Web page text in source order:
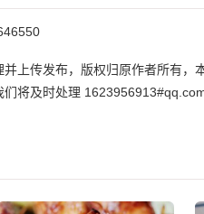
上传发布，版权归原作者所有，
将及时处理